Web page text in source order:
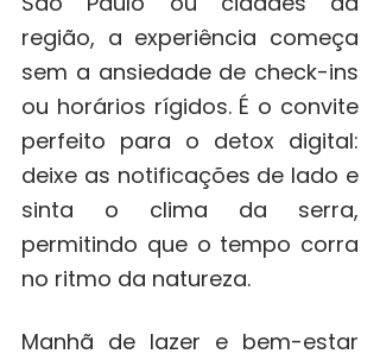
região, a experiência começa
sem a ansiedade de check-ins
ou horários rígidos. É o convite
perfeito para o detox digital:
deixe as notificações de lado e
sinta o clima da serra,
permitindo que o tempo corra
no ritmo da natureza.
Manhã de lazer e bem-estar